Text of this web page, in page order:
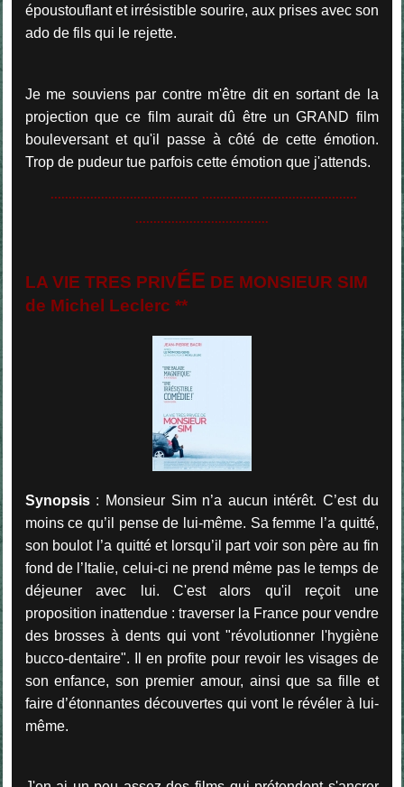
époustouflant et irrésistible sourire, aux prises avec son
ado de fils qui le rejette.
Je me souviens par contre m'être dit en sortant de la
projection que ce film aurait dû être un GRAND film
bouleversant et qu'il passe à côté de cette émotion.
Trop de pudeur tue parfois cette émotion que j'attends.
......................................... ...........................................
.....................................
LA VIE TRES PRIVÉE DE MONSIEUR SIM
de Michel Leclerc **
Synopsis: Monsieur Sim n’a aucun intérêt. C’est du
moins ce qu’il pense de lui-même. Sa femme l’a quitté,
son boulot l’a quitté et lorsqu’il part voir son père au fin
fond de l’Italie, celui-ci ne prend même pas le temps de
déjeuner avec lui. C'est alors qu'il reçoit une
proposition inattendue : traverser la France pour vendre
des brosses à dents qui vont "révolutionner l'hygiène
bucco-dentaire". Il en profite pour revoir les visages de
son enfance, son premier amour, ainsi que sa fille et
faire d’étonnantes découvertes qui vont le révéler à lui-
même.